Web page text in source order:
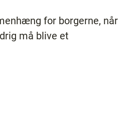
for borgerne, når
må blive et